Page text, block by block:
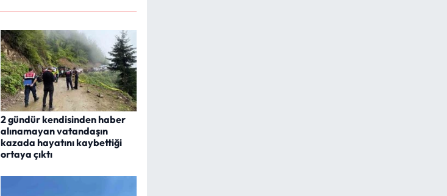
2 gündür kendisinden haber
alınamayan vatandaşın
kazada hayatını kaybettiği
ortaya çıktı